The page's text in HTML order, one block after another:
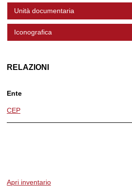
Unità documentaria
Iconografica
RELAZIONI
Ente
CEP
Apri inventario